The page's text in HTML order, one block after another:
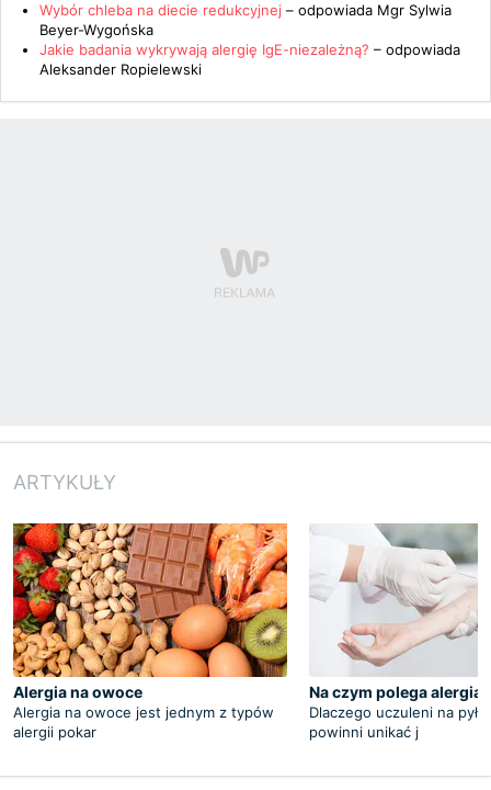
Wybór chleba na diecie redukcyjnej – odpowiada Mgr Sylwia
Beyer-Wygońska
Jakie badania wykrywają alergię IgE-niezależną? – odpowiada
Aleksander Ropielewski
ARTYKUŁY
Alergia na owoce
Alergia na owoce jest jednym z typów
alergii pokar
Na czym polega alergia
Dlaczego uczuleni na
powinni unikać j